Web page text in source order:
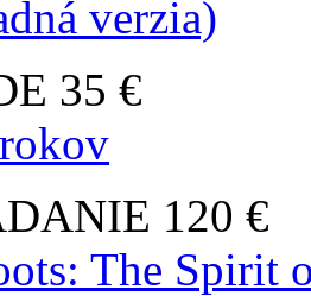
verzia)
35 €
120 €
The Spirit